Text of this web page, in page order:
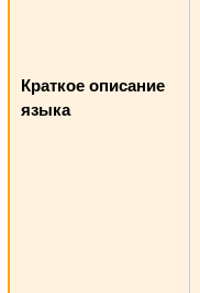
Краткое описание
языка